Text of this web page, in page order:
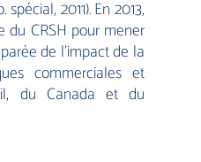
spécial, 2011). En 2013,
du CRSH pour mener
de l’impact de la
commerciales et
du Canada et du